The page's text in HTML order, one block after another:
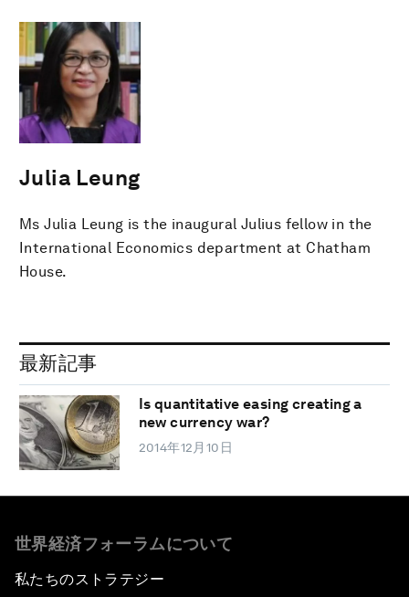
Julia Leung
Ms Julia Leung is the inaugural Julius fellow in the
International Economics department at Chatham
House.
最新記事
Is quantitative easing creating a
new currency war?
2014年12月10日
世界経済フォーラムについて
私たちのストラテジー